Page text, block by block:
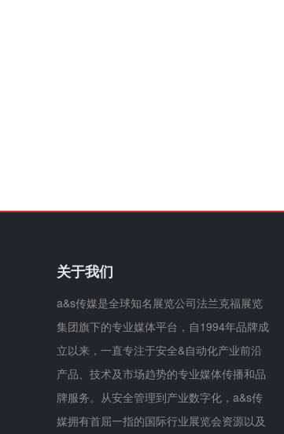
关于我们
a&s传媒是全球知名展览公司法兰克福展览
集团旗下的专业媒体平台，自1994年品牌成
立以来，一直专注于安全&自动化产业前沿
产品、技术及市场趋势的专业媒体传播和品
牌服务。从安全管理到产业数字化，a&s传
媒拥有首屈一指的国际行业展览会资源以及